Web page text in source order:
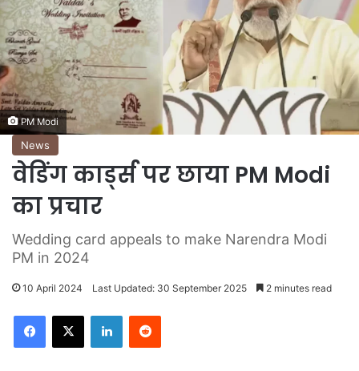
PM Modi
News
वेडिंग कार्ड्स पर छाया PM Modi
का प्रचार
Wedding card appeals to make Narendra Modi
PM in 2024
10 April 2024 Last Updated: 30 September 2025 2 minutes read
LinkedInReddit